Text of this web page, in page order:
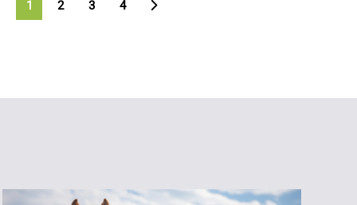
1 2 3 4